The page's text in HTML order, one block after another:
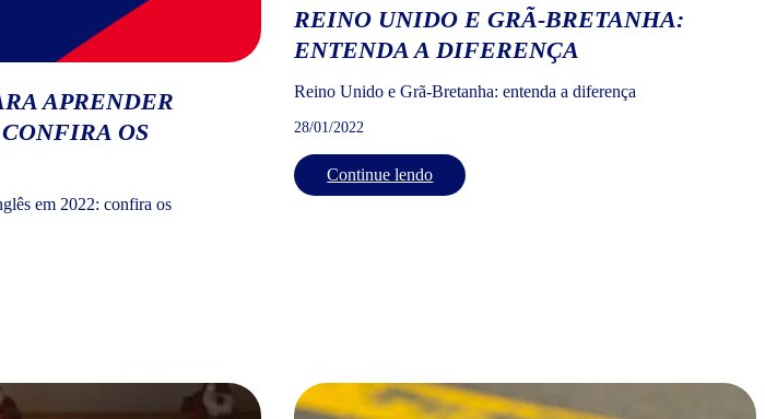
APRENDER
OS
em 2022: confira os
REINO UNIDO E GRÃ-BRETANHA:
ENTENDA A DIFERENÇA
Reino Unido e Grã-Bretanha: entenda a diferença
28/01/2022
Continue lendo